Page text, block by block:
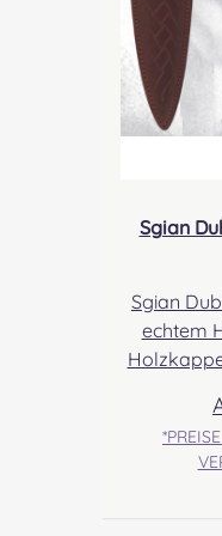
ng.com Sicherheitshinweise:
Sgian
Sgian
echtem
Holzkappe
Damast,